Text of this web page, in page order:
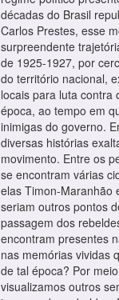
décadas do Brasil
Carlos Prestes, esse
surpreendente
de 1925-1927, por
do território nacional,
locais para luta contra
época, ao tempo em
inimigas do governo.
diversas histórias
movimento. Entre os
se encontram várias
elas Timon-Maranhão
seriam outros pontos
passagem dos
encontram presentes
nas memórias vividas
de tal época? Por
visualizamos outros